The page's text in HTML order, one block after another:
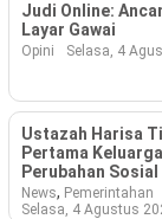
Judi Online:
Layar Gawai
Opini Selasa, 4
Ustazah Harisa
Pertama
Perubahan Sosial
News, Pemerintahan
Selasa, 4 Agustus